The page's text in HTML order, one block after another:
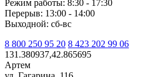
Режим работы: 8:30 - 17:30
Перерыв: 13:00 - 14:00
Выходной: сб-вс
8 800 250 95 20 8 423 202 99 06
131.380937,42.865695
Артем